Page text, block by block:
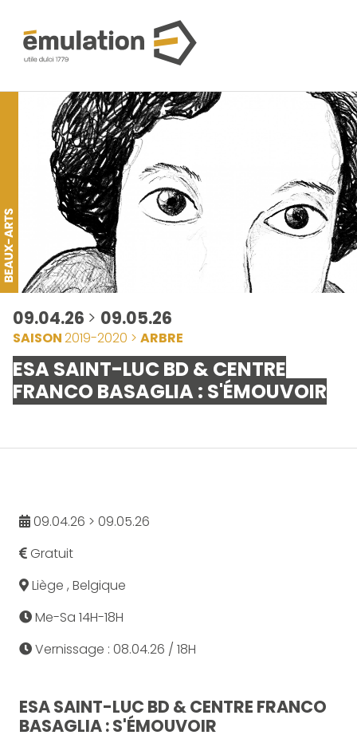
09.04.26 > 09.05.26
SAISON2019-2020 > ARBRE
ESA SAINT-LUC BD & CENTRE
FRANCO BASAGLIA : S'ÉMOUVOIR
09.04.26 > 09.05.26
Gratuit
Liège , Belgique
Me-Sa 14H-18H
Vernissage : 08.04.26 / 18H
ESA SAINT-LUC BD & CENTRE FRANCO
BASAGLIA : S'ÉMOUVOIR